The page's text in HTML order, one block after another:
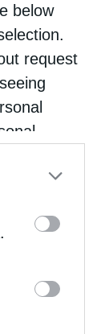
below
request
opt-out
IAB’s list
by us to